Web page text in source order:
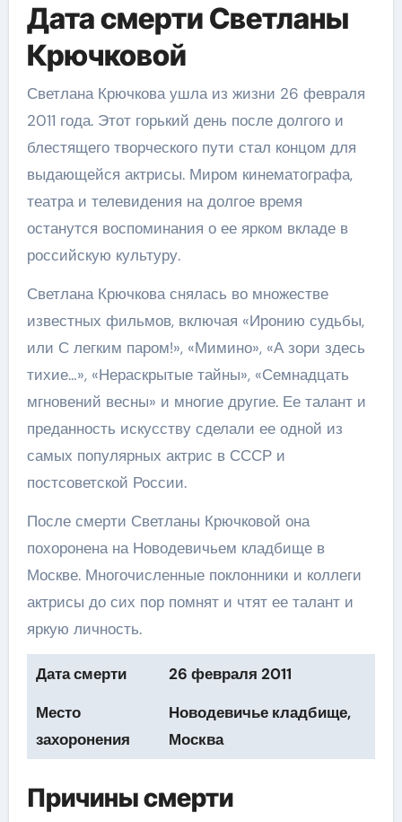
Дата смерти Светланы
Крючковой
Светлана Крючкова ушла из жизни 26 февраля
2011 года. Этот горький день после долгого и
блестящего творческого пути стал концом для
выдающейся актрисы. Миром кинематографа,
театра и телевидения на долгое время
останутся воспоминания о ее ярком вкладе в
российскую культуру.
Светлана Крючкова снялась во множестве
известных фильмов, включая «Иронию судьбы,
или С легким паром!», «Мимино», «А зори здесь
тихие…», «Нераскрытые тайны», «Семнадцать
мгновений весны» и многие другие. Ее талант и
преданность искусству сделали ее одной из
самых популярных актрис в СССР и
постсоветской России.
После смерти Светланы Крючковой она
похоронена на Новодевичьем кладбище в
Москве. Многочисленные поклонники и коллеги
актрисы до сих пор помнят и чтят ее талант и
яркую личность.
Дата смерти
26 февраля 2011
Место
захоронения
Новодевичье кладбище,
Москва
Причины смерти